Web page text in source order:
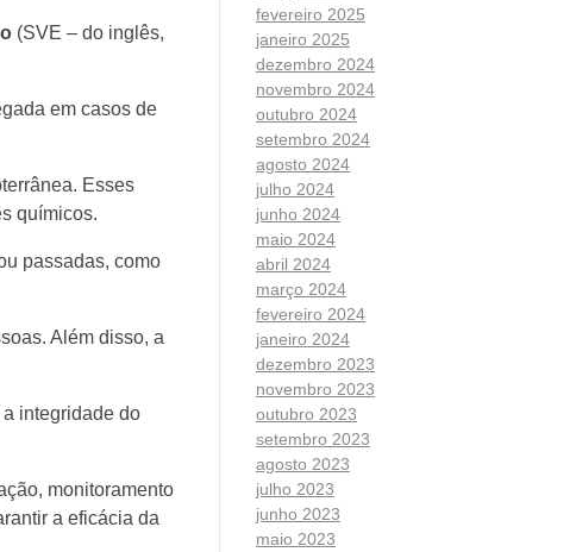
(SVE – do inglês,
em casos de
Esses
químicos.
passadas, como
Além disso, a
integridade do
monitoramento
a eficácia da
fevereiro 2025
janeiro 2025
dezembro 2024
novembro 2024
outubro 2024
setembro 2024
agosto 2024
julho 2024
junho 2024
maio 2024
abril 2024
março 2024
fevereiro 2024
janeiro 2024
dezembro 2023
novembro 2023
outubro 2023
setembro 2023
agosto 2023
julho 2023
junho 2023
maio 2023